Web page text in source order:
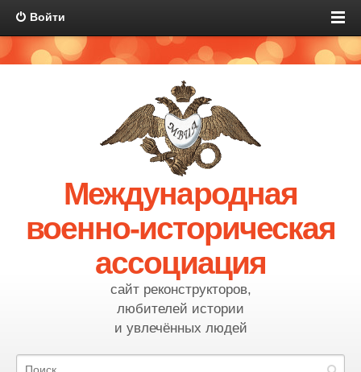
Войти
Международная
военно-историческая
ассоциация
сайт реконструкторов,
любителей истории
и увлечённых людей